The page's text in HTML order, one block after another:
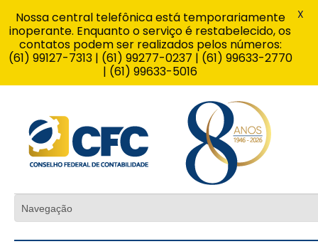
Nossa central telefônica está temporariamente
inoperante. Enquanto o serviço é restabelecido, os
contatos podem ser realizados pelos números:
(61) 99127-7313 | (61) 99277-0237 | (61) 99633-2770
| (61) 99633-5016
X